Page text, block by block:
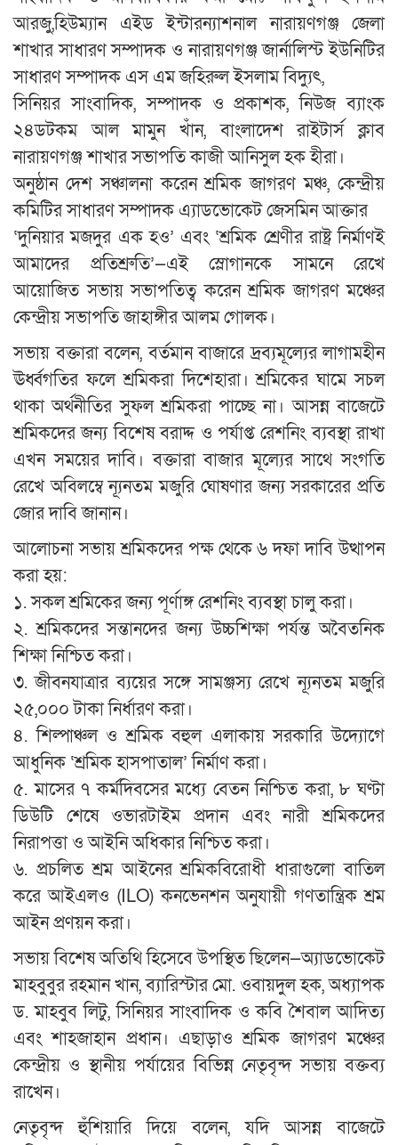
আরজু,হিউম্যান এইড ইন্টারন্যাশনাল নারায়ণগঞ্জ জেলা
শাখার সাধারণ সম্পাদক ও নারায়ণগঞ্জ জার্নালিস্ট ইউনিটির
সাধারণ সম্পাদক এস এম জহিরুল ইসলাম বিদ্যুৎ,
সিনিয়র সাংবাদিক, সম্পাদক ও প্রকাশক, নিউজ ব্যাংক
২৪ডটকম আল মামুন খাঁন, বাংলাদেশ রাইটার্স ক্লাব
নারায়ণগঞ্জ শাখার সভাপতি কাজী আনিসুল হক হীরা।
অনুষ্ঠান দেশ সঞ্চালনা করেন শ্রমিক জাগরণ মঞ্চ, কেন্দ্রীয়
কমিটির সাধারণ সম্পাদক এ্যাডভোকেট জেসমিন আক্তার
‘দুনিয়ার মজদুর এক হও’ এবং ‘শ্রমিক শ্রেণীর রাষ্ট্র নির্মাণই
আমাদের প্রতিশ্রুতি’—এই স্লোগানকে সামনে রেখে
আয়োজিত সভায় সভাপতিত্ব করেন শ্রমিক জাগরণ মঞ্চের
কেন্দ্রীয় সভাপতি জাহাঙ্গীর আলম গোলক।
সভায় বক্তারা বলেন, বর্তমান বাজারে দ্রব্যমূল্যের লাগামহীন
ঊর্ধ্বগতির ফলে শ্রমিকরা দিশেহারা। শ্রমিকের ঘামে সচল
থাকা অর্থনীতির সুফল শ্রমিকরা পাচ্ছে না। আসন্ন বাজেটে
শ্রমিকদের জন্য বিশেষ বরাদ্দ ও পর্যাপ্ত রেশনিং ব্যবস্থা রাখা
এখন সময়ের দাবি। বক্তারা বাজার মূল্যের সাথে সংগতি
রেখে অবিলম্বে ন্যূনতম মজুরি ঘোষণার জন্য সরকারের প্রতি
জোর দাবি জানান।
আলোচনা সভায় শ্রমিকদের পক্ষ থেকে ৬ দফা দাবি উত্থাপন
করা হয়:
১. সকল শ্রমিকের জন্য পূর্ণাঙ্গ রেশনিং ব্যবস্থা চালু করা।
২. শ্রমিকদের সন্তানদের জন্য উচ্চশিক্ষা পর্যন্ত অবৈতনিক
শিক্ষা নিশ্চিত করা।
৩. জীবনযাত্রার ব্যয়ের সঙ্গে সামঞ্জস্য রেখে ন্যূনতম মজুরি
২৫,০০০ টাকা নির্ধারণ করা।
৪. শিল্পাঞ্চল ও শ্রমিক বহুল এলাকায় সরকারি উদ্যোগে
আধুনিক ‘শ্রমিক হাসপাতাল’ নির্মাণ করা।
৫. মাসের ৭ কর্মদিবসের মধ্যে বেতন নিশ্চিত করা, ৮ ঘণ্টা
ডিউটি শেষে ওভারটাইম প্রদান এবং নারী শ্রমিকদের
নিরাপত্তা ও আইনি অধিকার নিশ্চিত করা।
৬. প্রচলিত শ্রম আইনের শ্রমিকবিরোধী ধারাগুলো বাতিল
করে আইএলও (ILO) কনভেনশন অনুযায়ী গণতান্ত্রিক শ্রম
আইন প্রণয়ন করা।
সভায় বিশেষ অতিথি হিসেবে উপস্থিত ছিলেন—অ্যাডভোকেট
মাহবুবুর রহমান খান, ব্যারিস্টার মো. ওবায়দুল হক, অধ্যাপক
ড. মাহবুব লিটু, সিনিয়র সাংবাদিক ও কবি শৈবাল আদিত্য
এবং শাহজাহান প্রধান। এছাড়াও শ্রমিক জাগরণ মঞ্চের
কেন্দ্রীয় ও স্থানীয় পর্যায়ের বিভিন্ন নেতৃবৃন্দ সভায় বক্তব্য
রাখেন।
নেতৃবৃন্দ হুঁশিয়ারি দিয়ে বলেন, যদি আসন্ন বাজেটে